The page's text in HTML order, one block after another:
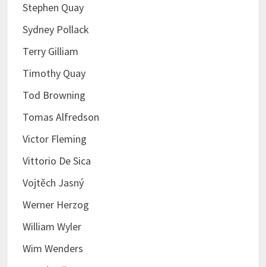
Stephen Quay
Sydney Pollack
Terry Gilliam
Timothy Quay
Tod Browning
Tomas Alfredson
Victor Fleming
Vittorio De Sica
Vojtěch Jasný
Werner Herzog
William Wyler
Wim Wenders